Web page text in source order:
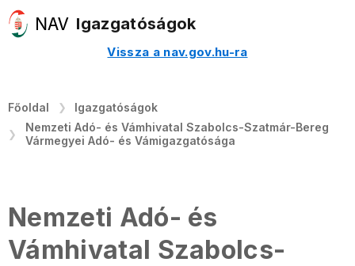
Igazgatóságok
Vissza a nav.gov.hu-ra
Főoldal
Igazgatóságok
Nemzeti Adó- és Vámhivatal Szabolcs-Szatmár-Bereg
Vármegyei Adó- és Vámigazgatósága
Nemzeti Adó- és
Vámhivatal Szabolcs-